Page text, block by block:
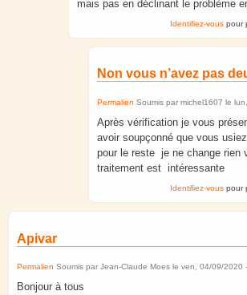
mais pas en déclinant le problème
Identifiez-vous pour
Non vous n’avez pas
Permalien Soumis par michel1607 le
Après vérification je vous
avoir soupçonné que vous
pour le reste je ne change rien
traitement est intéressante
Identifiez-vous pour
Apivar
Permalien Soumis par Jean-Claude Moes le ven, 04/09/2020
Bonjour à tous